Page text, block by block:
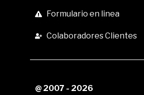
Formulario en linea
Colaboradores Clientes
@ 2007 - 2026